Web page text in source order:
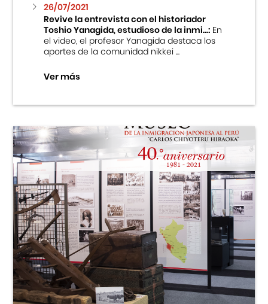
26/07/2021
Revive la entrevista con el historiador
Toshio Yanagida, estudioso de la inmi...:En
el video, el profesor Yanagida destaca los
aportes de la comunidad nikkei ...
Ver más